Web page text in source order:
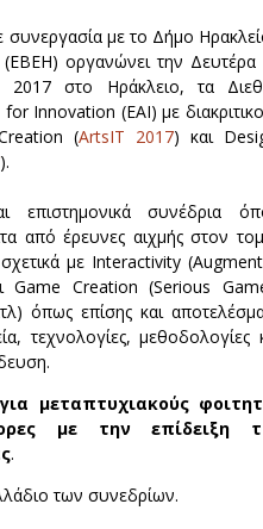
συνεργασία με το Δήμο
(ΕΒΕΗ) οργανώνει την Δευτέρα
2017 στο Ηράκλειο, τα
Innovation (EAI) με
(ArtsIT 2017) και
).
συνέδρια
από έρευνες αιχμής στον
σχετικά με Interactivity
Game Creation (Serious
όπως επίσης και
τεχνολογίες, μεθοδολογίες
μεταπτυχιακούς
με την επίδειξη
.
των συνεδρίων.